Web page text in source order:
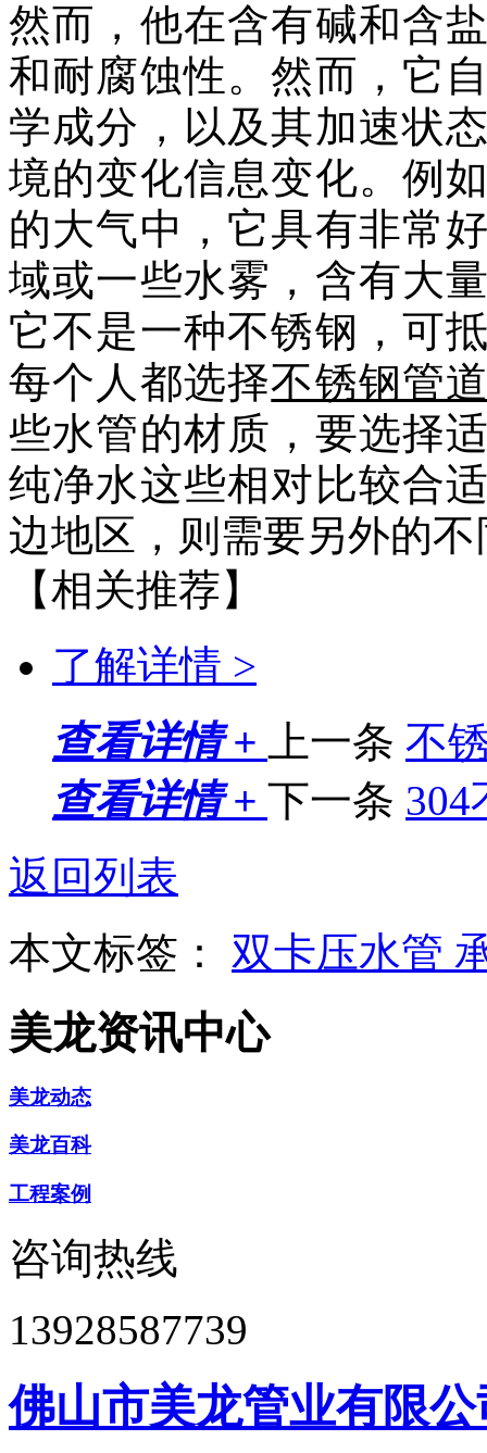
然而，他在含有碱和含
和耐腐蚀性。然而，它
学成分，以及其加速状
境的变化信息变化。例
的大气中，它具有非常
域或一些水雾，含有大
它不是一种不锈钢，可
每个人都选择不锈钢管
些水管的材质，要选择
纯净水这些相对比较合
边地区，则需要另外的
【相关推荐】
了解详情 >
查看详情 +
上一条 不
查看详情 + 下一条 304
返回列表
本文标签： 双卡压水管
美龙资讯中心
美龙动态
美龙百科
工程案例
咨询热线
13928587739
佛山市美龙管业有限公